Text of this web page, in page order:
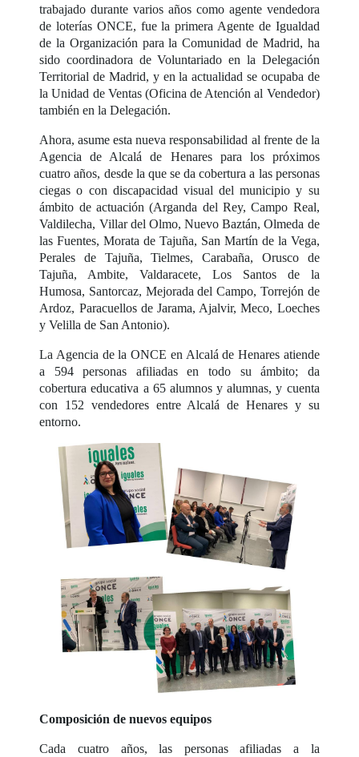
trabajado durante varios años como agente vendedora
de loterías ONCE, fue la primera Agente de Igualdad
de la Organización para la Comunidad de Madrid, ha
sido coordinadora de Voluntariado en la Delegación
Territorial de Madrid, y en la actualidad se ocupaba de
la Unidad de Ventas (Oficina de Atención al Vendedor)
también en la Delegación.
Ahora, asume esta nueva responsabilidad al frente de la
Agencia de Alcalá de Henares para los próximos
cuatro años, desde la que se da cobertura a las personas
ciegas o con discapacidad visual del municipio y su
ámbito de actuación (Arganda del Rey, Campo Real,
Valdilecha, Villar del Olmo, Nuevo Baztán, Olmeda de
las Fuentes, Morata de Tajuña, San Martín de la Vega,
Perales de Tajuña, Tielmes, Carabaña, Orusco de
Tajuña, Ambite, Valdaracete, Los Santos de la
Humosa, Santorcaz, Mejorada del Campo, Torrejón de
Ardoz, Paracuellos de Jarama, Ajalvir, Meco, Loeches
y Velilla de San Antonio).
La Agencia de la ONCE en Alcalá de Henares atiende
a 594 personas afiliadas en todo su ámbito; da
cobertura educativa a 65 alumnos y alumnas, y cuenta
con 152 vendedores entre Alcalá de Henares y su
entorno.
Composición de nuevos equipos
Cada cuatro años, las personas afiliadas a la